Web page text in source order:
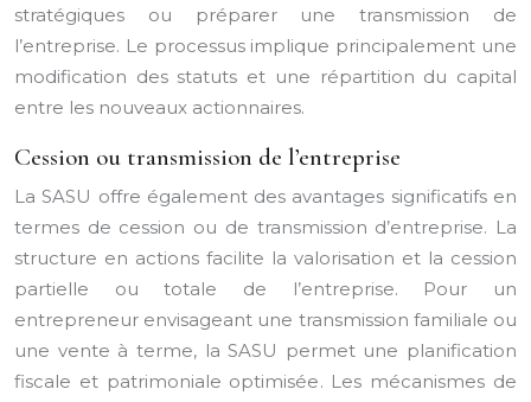
stratégiques ou préparer une transmission de
l’entreprise. Le processus implique principalement une
modification des statuts et une répartition du capital
entre les nouveaux actionnaires.
Cession ou transmission de l’entreprise
La SASU offre également des avantages significatifs en
termes de cession ou de transmission d’entreprise. La
structure en actions facilite la valorisation et la cession
partielle ou totale de l’entreprise. Pour un
entrepreneur envisageant une transmission familiale ou
une vente à terme, la SASU permet une planification
fiscale et patrimoniale optimisée. Les mécanismes de